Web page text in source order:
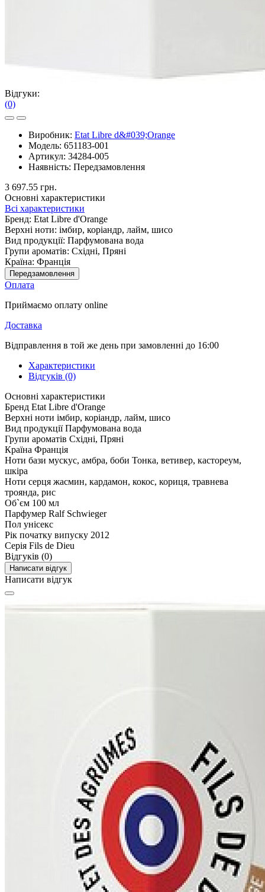
Відгуки:
(0)
Виробник: Etat Libre d&#039;Orange
Модель: 651183-001
Артикул: 34284-005
Наявність: Передзамовлення
3 697.55 грн.
Основні характеристики
Всі характеристики
Бренд: Etat Libre d'Orange
Верхні ноти: імбир, коріандр, лайм, шисо
Вид продукції: Парфумована вода
Групи ароматів: Східні, Пряні
Країна: Франція
Передзамовлення
Оплата
Приймаємо оплату online
Доставка
Відправлення в той же день при замовленні до 16:00
Характеристики
Відгуків (0)
Основні характеристики
Бренд Etat Libre d'Orange
Верхні ноти імбир, коріандр, лайм, шисо
Вид продукції Парфумована вода
Групи ароматів Східні, Пряні
Країна Франція
Ноти бази мускус, амбра, боби Тонка, ветивер, кастореум,
шкіра
Ноти серця жасмин, кардамон, кокос, кориця, травнева
троянда, рис
Об`єм 100 мл
Парфумер Ralf Schwieger
Пол унісекс
Рік початку випуску 2012
Серія Fils de Dieu
Відгуків (0)
Написати відгук
Написати відгук